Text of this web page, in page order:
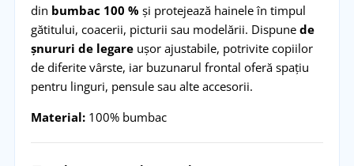
din bumbac 100 % și protejează hainele în timpul
gătitului, coacerii, picturii sau modelării. Dispune de
șnururi de legare ușor ajustabile, potrivite copiilor
de diferite vârste, iar buzunarul frontal oferă spațiu
pentru linguri, pensule sau alte accesorii.
Material:100% bumbac